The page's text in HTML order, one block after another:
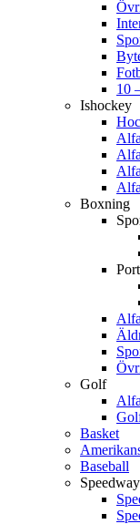
10
Ishockey
Boxning
Golf
Basket
Baseball
Speedway